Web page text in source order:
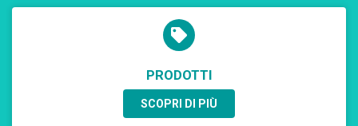
PRODOTTI
SCOPRI DI PIÙ